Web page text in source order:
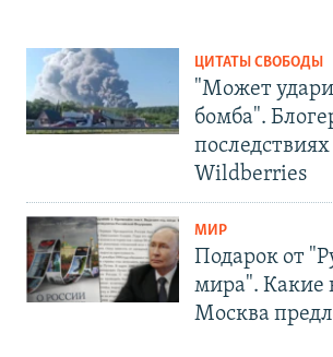
ЦИТАТЫ СВОБОДЫ
"Может
бомба".
Wildberries
МИР
Подарок от
мира". Какие
Москва